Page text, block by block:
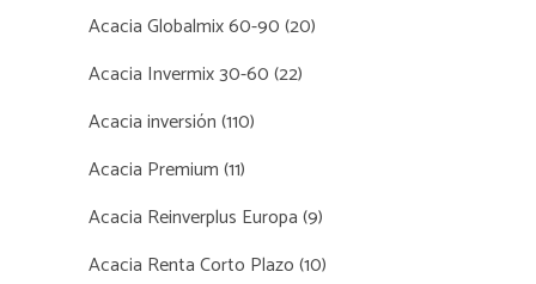
Acacia Globalmix 60-90(20)
Acacia Invermix 30-60(22)
Acacia inversión(110)
Acacia Premium(11)
Acacia Reinverplus Europa(9)
Acacia Renta Corto Plazo(10)